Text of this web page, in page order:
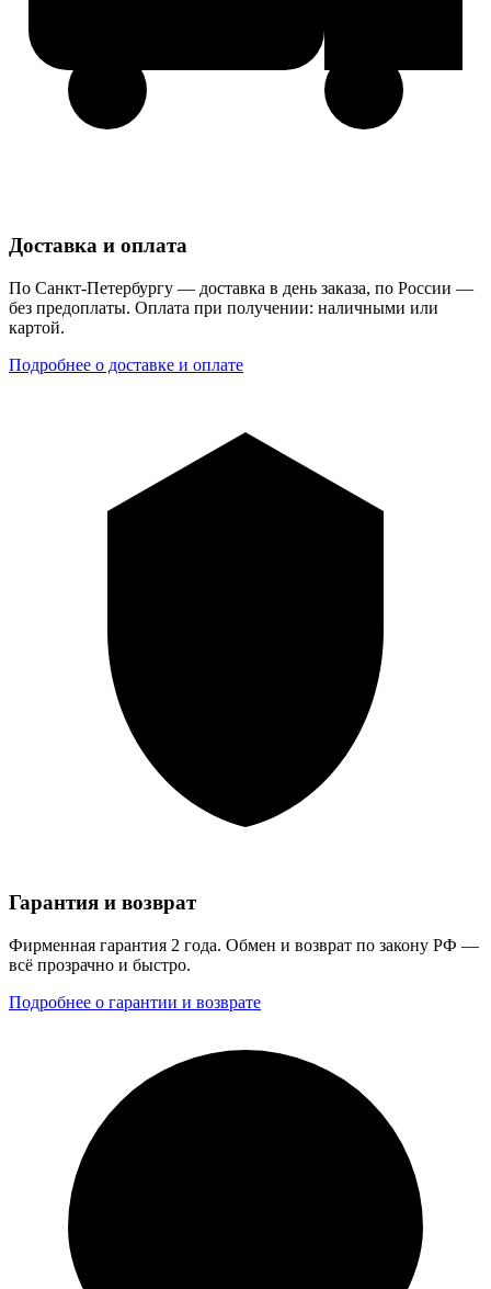
Доставка и оплата
По Санкт-Петербургу — доставка в день заказа, по России —
без предоплаты. Оплата при получении: наличными или
картой.
Подробнее о доставке и оплате
Гарантия и возврат
Фирменная гарантия 2 года. Обмен и возврат по закону РФ —
всё прозрачно и быстро.
Подробнее о гарантии и возврате